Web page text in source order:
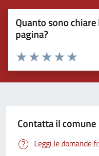
Quanto sono
pagina?
Valuta 5
Valuta 4
Valuta 3 stelle
Valuta 2 stelle su 5
Valuta 1 stelle su 5
Contatta il comune
Leggi le domande